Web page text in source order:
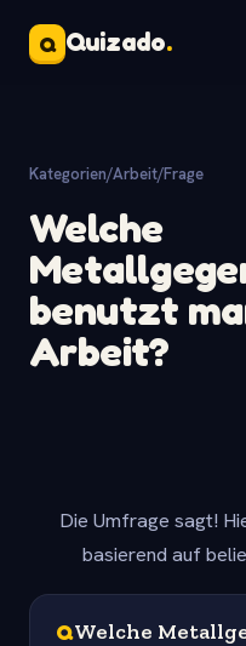
Q Quizado.
Kategorien/Arbeit/Frage
Welche
benutzt
Arbeit?
Die Umfrage sagt!
basierend auf
QWelche